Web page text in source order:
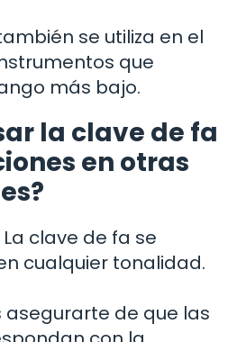
se utiliza en el
que
más bajo.
la clave de fa
en otras
La clave de fa se
cualquier tonalidad.
asegurarte de que las